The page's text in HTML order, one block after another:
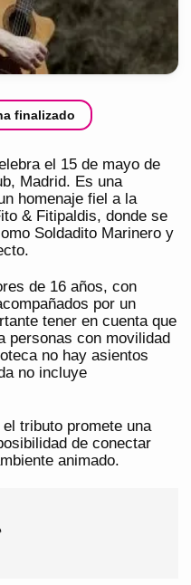
finalizado
el 15 de mayo de
Madrid. Es una
homenaje fiel a la
& Fitipaldis, donde se
Soldadito Marinero y
de 16 años, con
por un
tener en cuenta que
personas con movilidad
no hay asientos
no incluye
tributo promete una
de conectar
animado.